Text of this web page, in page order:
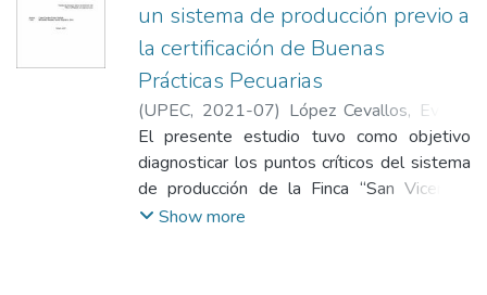
un sistema de producción previo a
la certificación de Buenas
Prácticas Pecuarias
(UPEC, 2021-07) López Cevallos, Evelyn
Nathaly
El presente estudio tuvo como objetivo
diagnosticar los puntos críticos del sistema
de producción de la Finca “San Vicente”,
Parroquia del Carmelo, previo a la
Show more